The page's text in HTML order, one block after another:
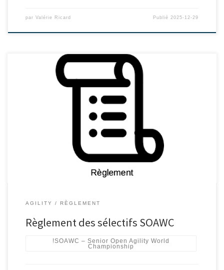
par Valérie Ricard Publié 2025-12-29
AGILITY RÈGLEMENT
Règlement des sélectifs SOAWC
!SOAWC – Senior Open Agility World
Championship